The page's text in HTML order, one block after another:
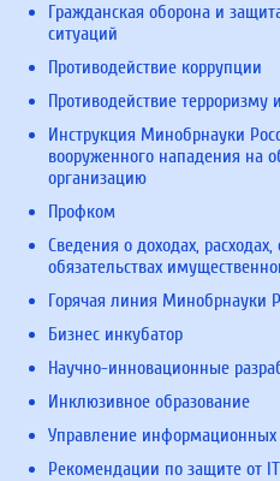
Гражданская оборона и
ситуаций
Противодействие коррупции
Противодействие терроризму
Инструкция Минобрнауки
вооруженного нападения на
организацию
Профком
Сведения о доходах,
обязательствах
Горячая линия Минобрнауки
Бизнес инкубатор
Научно-инновационные
Инклюзивное образование
Управление информационных
Рекомендации по защите от